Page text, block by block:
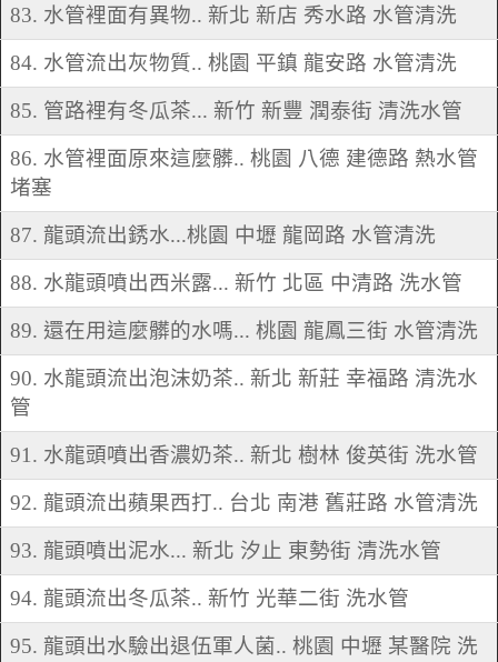
83. 水管裡面有異物.. 新北 新店 秀水路 水管清洗
84. 水管流出灰物質.. 桃園 平鎮 龍安路 水管清洗
85. 管路裡有冬瓜茶... 新竹 新豐 潤泰街 清洗水管
86. 水管裡面原來這麼髒.. 桃園 八德 建德路 熱水管
堵塞
87. 龍頭流出銹水...桃園 中壢 龍岡路 水管清洗
88. 水龍頭噴出西米露... 新竹 北區 中清路 洗水管
89. 還在用這麼髒的水嗎... 桃園 龍鳳三街 水管清洗
90. 水龍頭流出泡沫奶茶.. 新北 新莊 幸福路 清洗水
管
91. 水龍頭噴出香濃奶茶.. 新北 樹林 俊英街 洗水管
92. 龍頭流出蘋果西打.. 台北 南港 舊莊路 水管清洗
93. 龍頭噴出泥水... 新北 汐止 東勢街 清洗水管
94. 龍頭流出冬瓜茶.. 新竹 光華二街 洗水管
95. 龍頭出水驗出退伍軍人菌.. 桃園 中壢 某醫院 洗